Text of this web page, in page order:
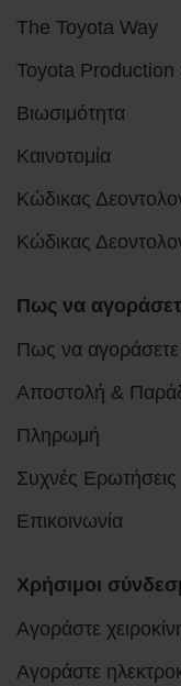
The Toyota Way
Toyota
Βιωσιμότητα
Καινοτομία
Κώδικας
Κώδικας
Πως να
Πως να
Αποστολή &
Πληρωμή
Συχνές Ερωτήσεις
Επικοινωνία
Χρήσιμοι
Αγοράστε
Αγοράστε